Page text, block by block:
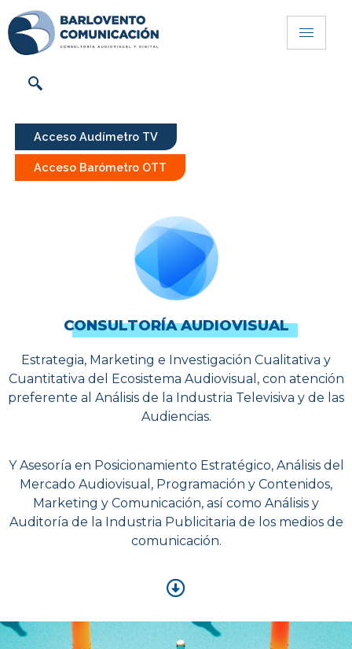
Acceso Audímetro TV
Acceso Barómetro OTT
CONSULTORÍA AUDIOVISUAL
Estrategia, Marketing e Investigación Cualitativa y
Cuantitativa del Ecosistema Audiovisual, con atención
preferente al Análisis de la Industria Televisiva y de las
Audiencias.
Y Asesoría en Posicionamiento Estratégico, Análisis del
Mercado Audiovisual, Programación y Contenidos,
Marketing y Comunicación, así como Análisis y
Auditoría de la Industria Publicitaria de los medios de
comunicación.